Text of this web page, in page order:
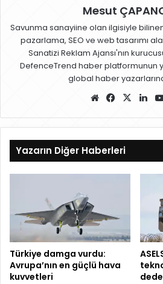
Mesut
Savunma sanayiine olan ilgisiyle
pazarlama, SEO ve web tasarımı
Sanatizi Reklam Ajansı'nın
DefenceTrend haber platformunun
global haber
W
sit
esi
Fa
bo
ok
X
Lin
Yazarın Diğer Haberleri
Türkiye damga vurdu:
Avrupa’nın en güçlü hava
kuvvetleri